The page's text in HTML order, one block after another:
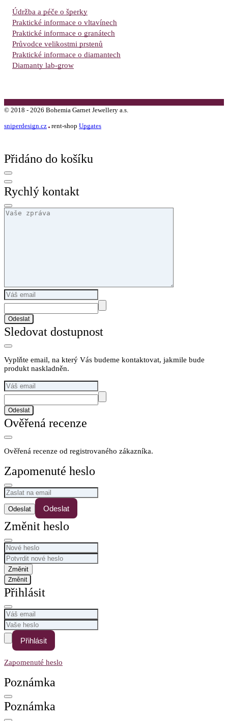
Údržba a péče o šperky
Praktické informace o vltavínech
Praktické informace o granátech
Průvodce velikostmi prstenů
Praktické informace o diamantech
Diamanty lab-grow
© 2018 - 2026 Bohemia Garnet Jewellery a.s.
sniperdesign.cz rent-shop Upgates
Přidáno do košíku
Rychlý kontakt
Odeslat
Sledovat dostupnost
Vyplňte email, na který Vás budeme kontaktovat, jakmile bude
produkt naskladněn.
Odeslat
Ověřená recenze
Ověřená recenze od registrovaného zákazníka.
Zapomenuté heslo
Odeslat
Změnit heslo
Změnit
Přihlásit
Přihlásit
Zapomenuté heslo
Poznámka
Poznámka